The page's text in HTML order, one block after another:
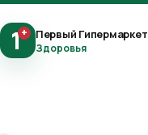
1+ Первый Гипермаркет
Здоровья